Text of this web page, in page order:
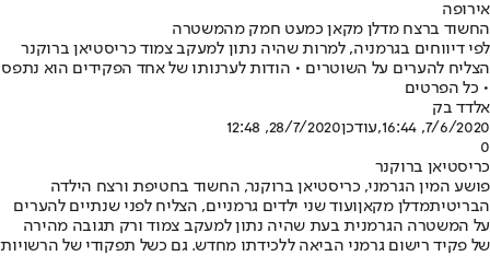
אירופה
החשוד ברצח מדלן מקאן כמעט חמק מהמשטרה
לפי דיווחים בגרמניה, למרות שהיה נתון למעקב צמוד כריסטיאן ברוקנר
הצליח להערים על השוטרים • הודות לערנותו של אחד הפקידים הוא נתפס
• כל הפרטים
אלדד בק
7/6/2020, 16:44
,עודכן28/7/2020, 12:48
0
כריסטיאן ברוקנר
פושע המין הגרמני, כריסטיאן ברוקנר, החשוד בחטיפת ורצח הילדה
הבריטיתמדלן מקאןועוד שני ילדים גרמניים, הצליח לפני שנתיים להערים
על המשטרה הגרמנית בעת שהיה נתון למעקב צמוד ורק תגובה מהירה
של פקיד רישום גרמני הביאה ללכידתו מחדש. גם כשל תפקודי של הרשויות